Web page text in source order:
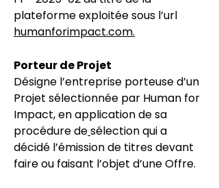
plateforme exploitée sous l’url
humanforimpact.com.
Porteur de Projet
Désigne l’entreprise porteuse d’un
Projet sélectionnée par Human for
Impact, en application de sa
procédure desélectionqui a
décidé l’émission de titres devant
faire ou faisant l’objet d’une Offre.